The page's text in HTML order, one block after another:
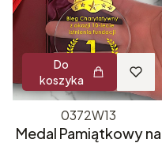
Do
koszyka
0372W13
Medal Pamiątkowy na